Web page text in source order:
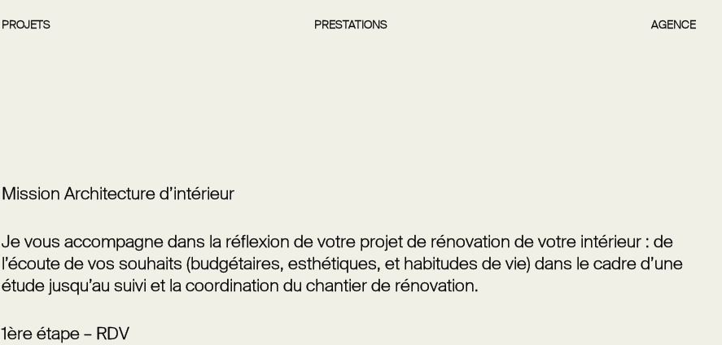
PROJETS PRESTATIONS AGENCE
Mission Architecture d’intérieur
Je vous accompagne dans la réflexion de votre projet de rénovation de votre intérieur : de
l’écoute de vos souhaits (budgétaires, esthétiques, et habitudes de vie) dans le cadre d’une
étude jusqu’au suivi et la coordination du chantier de rénovation.
1ère étape – RDV